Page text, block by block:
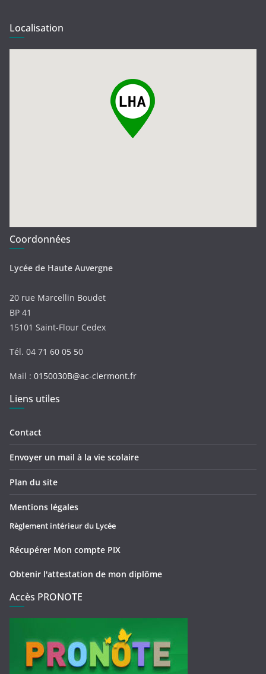
Localisation
Coordonnées
Lycée de Haute Auvergne
20 rue Marcellin Boudet
BP 41
15101 Saint-Flour Cedex
Tél. 04 71 60 05 50
Mail : 0150030B@ac-clermont.fr
Liens utiles
Contact
Envoyer un mail à la vie scolaire
Plan du site
Mentions légales
Règlement intérieur du Lycée
Récupérer Mon compte PIX
Obtenir l'attestation de mon diplôme
Accès PRONOTE